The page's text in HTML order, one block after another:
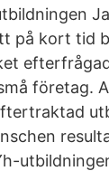
på kort tid
företag.